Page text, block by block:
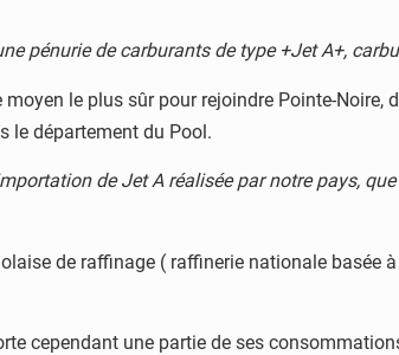
pénurie de carburants de type +Jet A+,
moyen le plus sûr pour rejoindre Pointe-
le département du Pool.
de Jet A réalisée par notre pays,
de raffinage ( raffinerie nationale basée
cependant une partie de ses